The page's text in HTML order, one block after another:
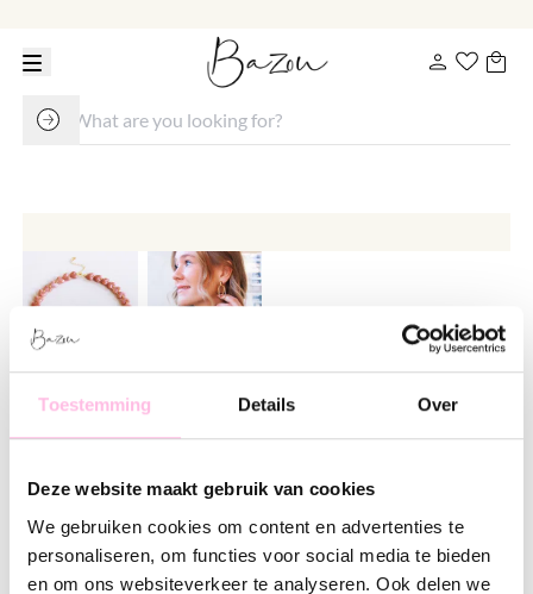
Toestemming Details Over
Deze website maakt gebruik van cookies
We gebruiken cookies om content en advertenties te
personaliseren, om functies voor social media te bieden
en om ons websiteverkeer te analyseren. Ook delen we
Beaded necklace of resin hearts -
salmon
€ 24.95
Variants:
Salmon bruin